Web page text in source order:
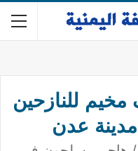
للنازحين
عدن